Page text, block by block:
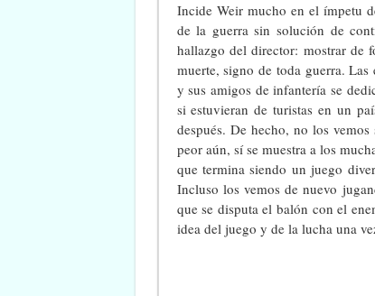
Incide Weir mucho en el ímpetu
de la guerra sin solución de
hallazgo del director: mostrar de
muerte, signo de toda guerra. Las
y sus amigos de infantería se
si estuvieran de turistas en un
después. De hecho, no los
peor aún, sí se muestra a los
que termina siendo un juego
Incluso los vemos de nuevo
que se disputa el balón con el
idea del juego y de la lucha una